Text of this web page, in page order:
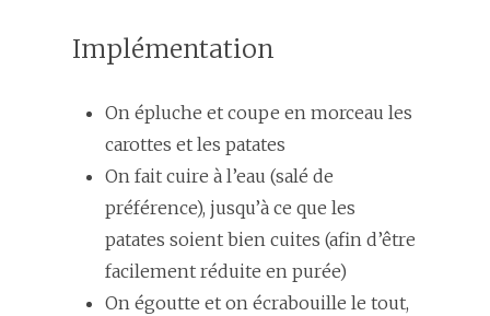
Implémentation
On épluche et coupe en morceau les
carottes et les patates
On fait cuire à l’eau (salé de
préférence), jusqu’à ce que les
patates soient bien cuites (afin d’être
facilement réduite en purée)
On égoutte et on écrabouille le tout,